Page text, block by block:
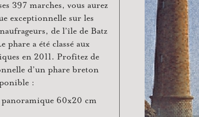
397 marches, vous aurez
exceptionnelle sur les
de l’île de Batz
phare a été classé aux
en 2011. Profitez de
d’un phare breton
:
60x20 cm